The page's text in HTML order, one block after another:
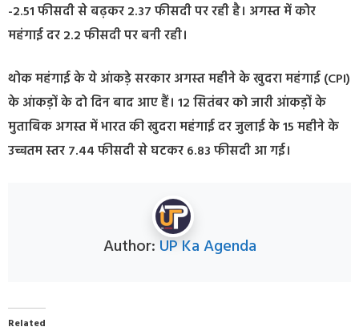
-2.51 फीसदी से बढ़कर 2.37 फीसदी पर रही है। अगस्त में कोर
महंगाई दर 2.2 फीसदी पर बनी रही।
थोक महंगाई के ये आंकड़े सरकार अगस्त महीने के खुदरा महंगाई (CPI)
के आंकड़ों के दो दिन बाद आए हैं। 12 सितंबर को जारी आंकड़ों के
मुताबिक अगस्त में भारत की खुदरा महंगाई दर जुलाई के 15 महीने के
उच्चतम स्तर 7.44 फीसदी से घटकर 6.83 फीसदी आ गई।
Author: UP Ka Agenda
Related